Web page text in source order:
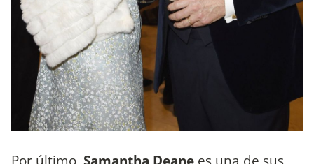
Por último, Samantha Deane es una de sus